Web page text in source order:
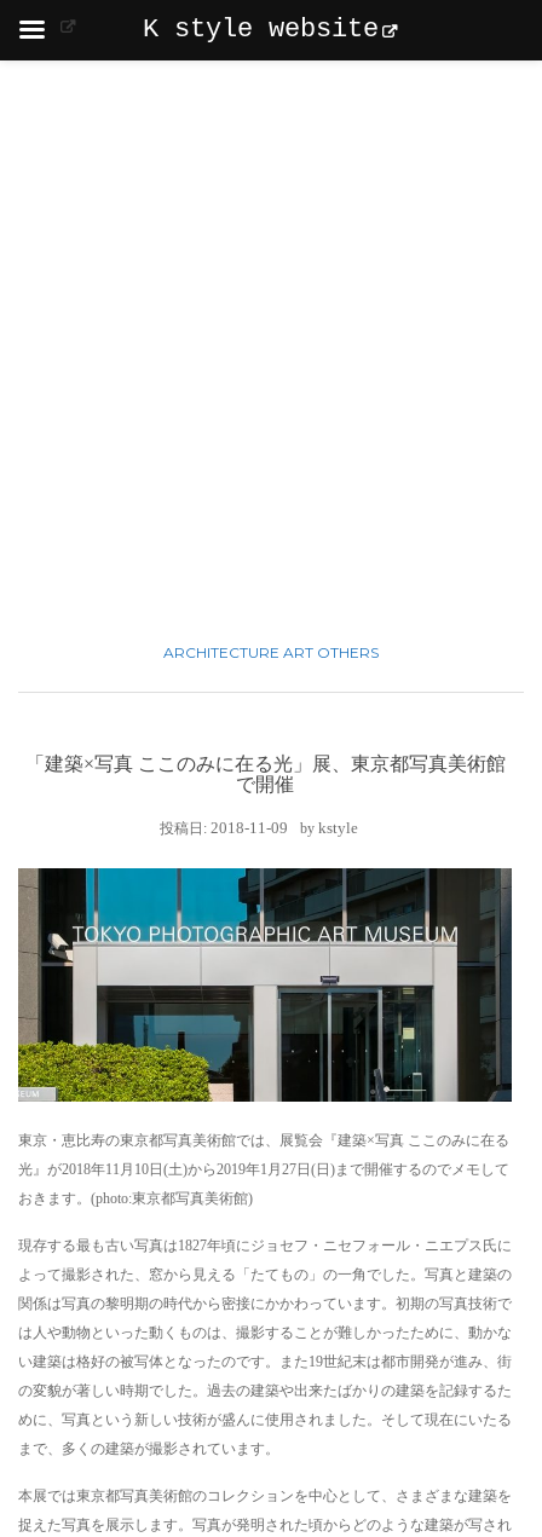
ARCHITECTURE ART OTHERS
「建築×写真 ここのみに在る光」展、東京都写真美術館
で開催
投稿日: 2018-11-09 by kstyle
東京・恵比寿の東京都写真美術館では、展覧会『建築×写真 ここのみに在る
光』が2018年11月10日(土)から2019年1月27日(日)まで開催するのでメモして
おきます。(photo:東京都写真美術館)
現存する最も古い写真は1827年頃にジョセフ・ニセフォール・ニエプス氏に
よって撮影された、窓から見える「たてもの」の一角でした。写真と建築の
関係は写真の黎明期の時代から密接にかかわっています。初期の写真技術で
は人や動物といった動くものは、撮影することが難しかったために、動かな
い建築は格好の被写体となったのです。また19世紀末は都市開発が進み、街
の変貌が著しい時期でした。過去の建築や出来たばかりの建築を記録するた
めに、写真という新しい技術が盛んに使用されました。そして現在にいたる
まで、多くの建築が撮影されています。
本展では東京都写真美術館のコレクションを中心として、さまざまな建築を
捉えた写真を展示します。写真が発明された頃からどのような建築が写され
K style website